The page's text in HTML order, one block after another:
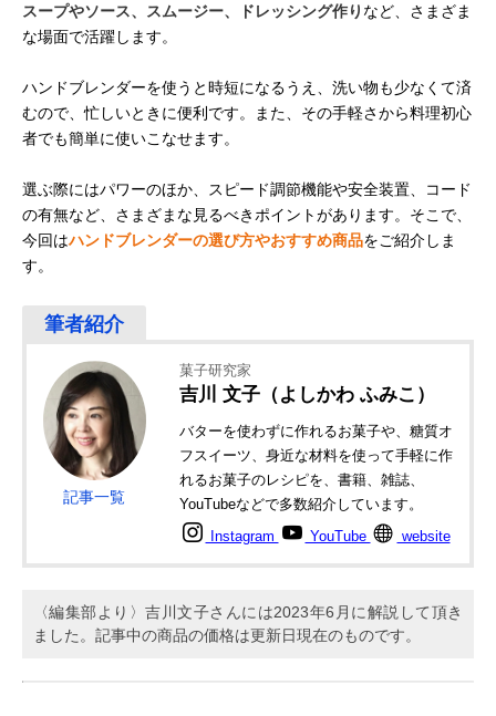
スープやソース、スムージー、ドレッシング作り など、さまざま
な場面で活躍します。
ハンドブレンダーを使うと時短になるうえ、洗い物も少なくて済
むので、忙しいときに便利です。また、その手軽さから料理初心
者でも簡単に使いこなせます。
選ぶ際にはパワーのほか、スピード調節機能や安全装置、コード
の有無など、さまざまな見るべきポイントがあります。そこで、
今回はハンドブレンダーの選び方やおすすめ商品をご紹介しま
す。
記事一覧
菓子研究家
吉川 文子（よしかわ ふみこ）
バターを使わずに作れるお菓子や、糖質オ
フスイーツ、身近な材料を使って手軽に作
れるお菓子のレシピを、書籍、雑誌、
YouTubeなどで多数紹介しています。
Instagram YouTube website
〈編集部より〉吉川文子さんには2023年6月に解説して頂き
ました。記事中の商品の価格は更新日現在のものです。